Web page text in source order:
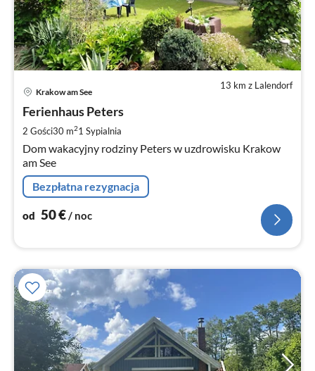
13 km z Lalendorf
Krakow am See
Ferienhaus Peters
2 Gości30 m21 Sypialnia
Dom wakacyjny rodziny Peters w uzdrowisku Krakow
am See
Bezpłatna rezygnacja
od 50€ / noc